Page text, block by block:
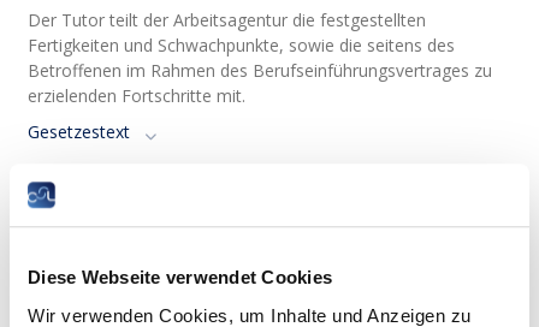
Diese Webseite verwendet Cookies
Wir verwenden Cookies, um Inhalte und Anzeigen zu
Der Tutor teilt der Arbeitsagentur die festgestellten
Fertigkeiten und Schwachpunkte, sowie die seitens des
Betroffenen im Rahmen des Berufseinführungsvertrages zu
erzielenden Fortschritte mit.
Gesetzestext
Wie wird der junge Arbeitsuchende
beurteilt?
Das Arbeitsamt (die Arbeitsagentur), der Arbeitgeber und der
Vertragsbeginn und 8 Wochen vor Vertragsende.